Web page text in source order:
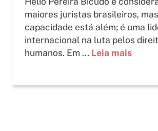
maiores juristas brasileiros,
capacidade está além; é uma
internacional na luta pelos
humanos. Em ... Leia mais